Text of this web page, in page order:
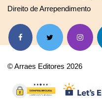
Direito de Arrependimento
© Arraes Editores 2026